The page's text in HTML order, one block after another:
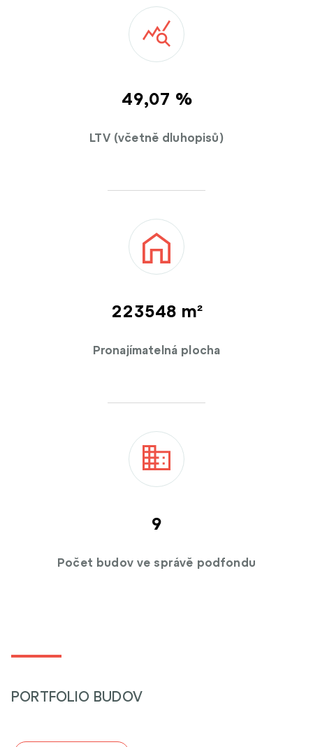
49,08 %
LTV (včetně dluhopisů)
223600 m²
Pronajímatelná plocha
9
Počet budov ve správě podfondu
PORTFOLIO BUDOV